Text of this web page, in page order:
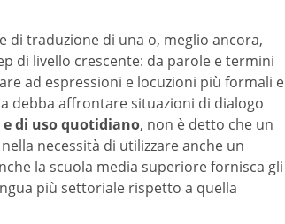
di traduzione di una o, meglio ancora,
di livello crescente: da parole e termini
ad espressioni e locuzioni più formali e
debba affrontare situazioni di dialogo
di uso quotidiano, non è detto che un
necessità di utilizzare anche un
la scuola media superiore fornisca gli
più settoriale rispetto a quella